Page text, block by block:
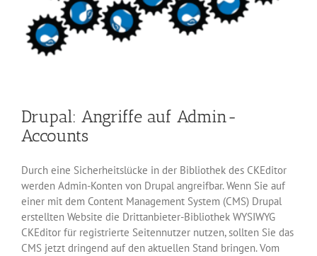
Drupal: Angriffe auf Admin-
Accounts
Durch eine Sicherheitslücke in der Bibliothek des CKEditor
werden Admin-Konten von Drupal angreifbar. Wenn Sie auf
einer mit dem Content Management System (CMS) Drupal
erstellten Website die Drittanbieter-Bibliothek WYSIWYG
CKEditor für registrierte Seitennutzer nutzen, sollten Sie das
CMS jetzt dringend auf den aktuellen Stand bringen. Vom